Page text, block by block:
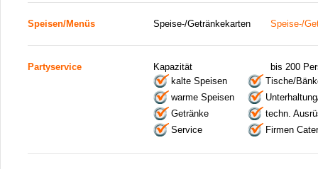
Speisen/Menüs Speise-/Getränkekarten Speise-/
Partyservice Kapazität
bis 200
kalte Speisen
Tische/
warme Speisen
Getränke
techn.
Service
Firmen